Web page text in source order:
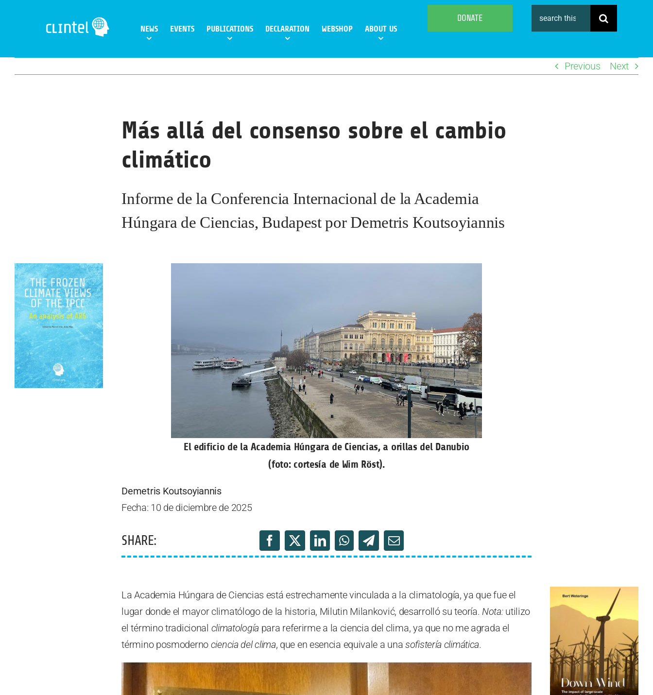
NEWS EVENTS PUBLICATIONS DECLARATION WEBSHOP ABOUT US
DONATE
Search
for:
Previous Next
Más allá del consenso sobre el cambio
climático
Informe de la Conferencia Internacional de la Academia
Húngara de Ciencias, Budapest por Demetris Koutsoyiannis
El edificio de la Academia Húngara de Ciencias, a orillas del Danubio
(foto: cortesía de Wim Röst).
Demetris Koutsoyiannis
Fecha: 10 de diciembre de 2025
SHARE:
La Academia Húngara de Ciencias está estrechamente vinculada a la climatología, ya que fue el
lugar donde el mayor climatólogo de la historia, Milutin Milanković, desarrolló su teoría.Nota:utilizo
el término tradicional climatología para referirme a la ciencia del clima, ya que no me agrada el
término posmoderno ciencia del clima, que en esencia equivale a unasofistería climática.